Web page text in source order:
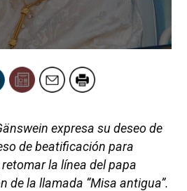
expresa su deseo de
de beatificación para
la línea del papa
de la llamada “Misa antigua”.